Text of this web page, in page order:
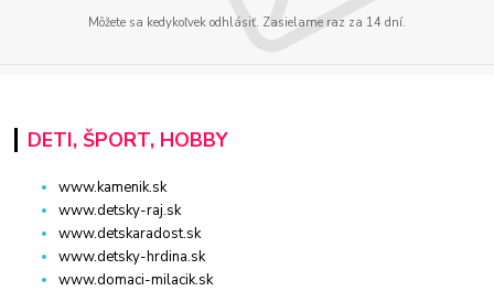
Môžete sa kedykoľvek odhlásiť. Zasielame raz za 14 dní.
DETI, ŠPORT, HOBBY
www.kamenik.sk
www.detsky-raj.sk
www.detskaradost.sk
www.detsky-hrdina.sk
www.domaci-milacik.sk